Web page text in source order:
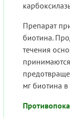
Препарат
биотина.
течения
мг биотина в